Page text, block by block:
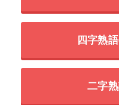
四字熟
二字